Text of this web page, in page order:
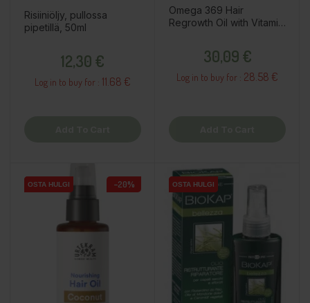
Risiiniöljy, pullossa
pipetillä, 50ml
12,30 €
Log in to buy for : 11.68 €
Omega 369 Hair
Regrowth Oil with Vitamin
30,09 €
Log in to buy for : 28.58 €
OSTA HULGI
OSTA HULGI
OSTA HULGI −20% OSTA HULGI
OSTA HULGI
OSTA HULGI